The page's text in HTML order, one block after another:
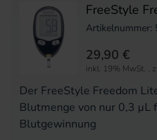
FreeStyle
Artikelnummer:
Der FreeStyle Freedom
Blutmenge von nur 0,3 µL
Blutgewinnung
29,90 €
inkl. 19% MwSt. ,